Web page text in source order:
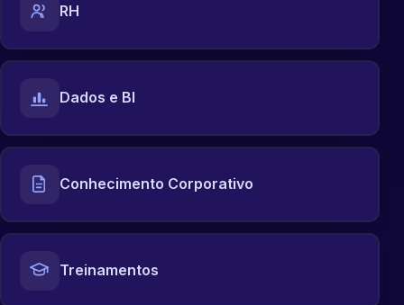
RH
Dados e BI
Conhecimento Corporativo
Treinamentos